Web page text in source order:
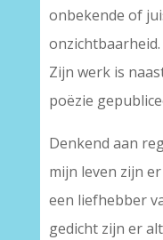
onbekende of
onzichtbaarheid.
Zijn werk is
poëzie
Denkend aan
mijn leven zijn
een liefhebber
gedicht zijn er